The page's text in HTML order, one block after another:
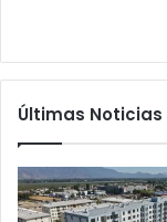
Últimas Noticias